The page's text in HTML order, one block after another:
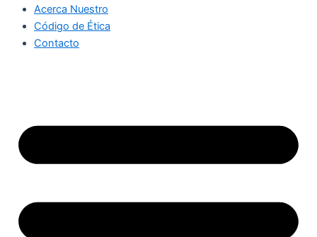
Acerca Nuestro
Código de Ética
Contacto